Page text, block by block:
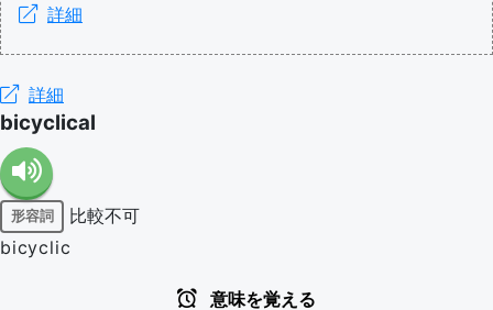
詳細
詳細
bicyclical
形容詞
比較不可
bicyclic
意味を覚える